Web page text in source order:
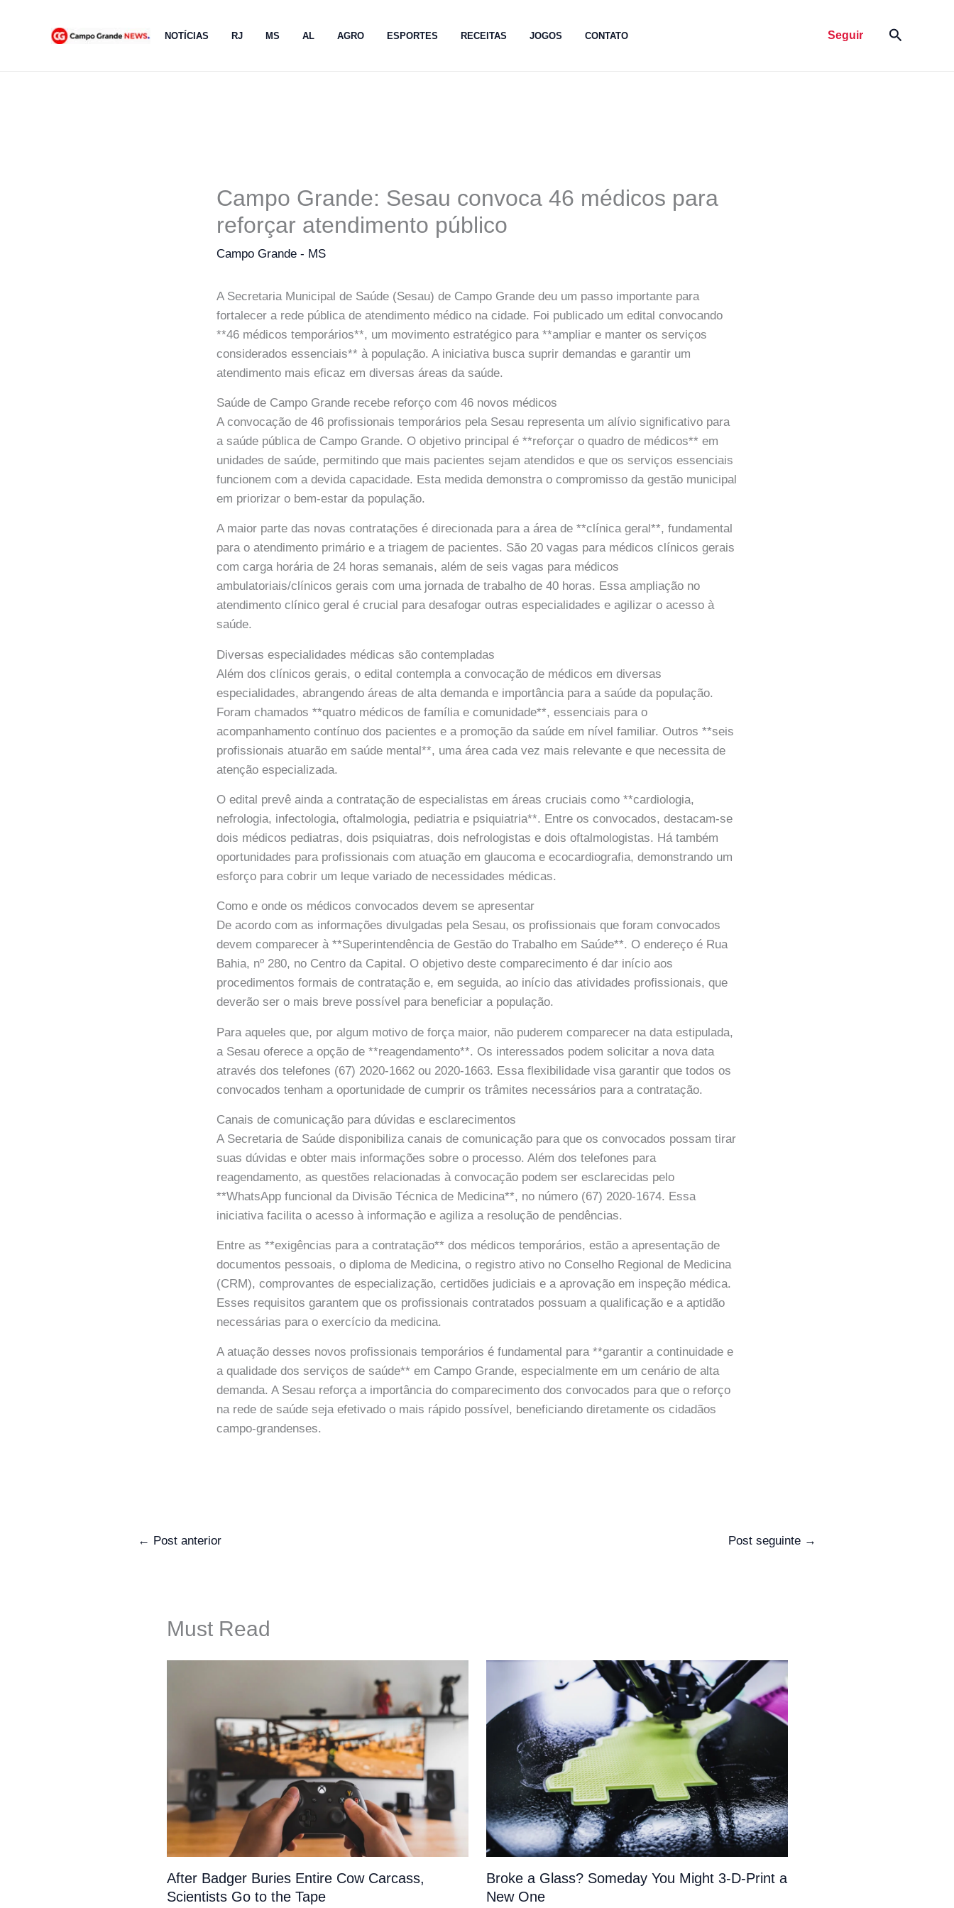
NOTÍCIAS RJ MS AL AGRO ESPORTES RECEITAS JOGOS CONTATO Seguir Pesquisar
Campo Grande: Sesau convoca 46 médicos para
reforçar atendimento público
Campo Grande - MS
A Secretaria Municipal de Saúde (Sesau) de Campo Grande deu um passo importante para
fortalecer a rede pública de atendimento médico na cidade. Foi publicado um edital convocando
**46 médicos temporários**, um movimento estratégico para **ampliar e manter os serviços
considerados essenciais** à população. A iniciativa busca suprir demandas e garantir um
atendimento mais eficaz em diversas áreas da saúde.
Saúde de Campo Grande recebe reforço com 46 novos médicos
A convocação de 46 profissionais temporários pela Sesau representa um alívio significativo para
a saúde pública de Campo Grande. O objetivo principal é **reforçar o quadro de médicos** em
unidades de saúde, permitindo que mais pacientes sejam atendidos e que os serviços essenciais
funcionem com a devida capacidade. Esta medida demonstra o compromisso da gestão municipal
em priorizar o bem-estar da população.
A maior parte das novas contratações é direcionada para a área de **clínica geral**, fundamental
para o atendimento primário e a triagem de pacientes. São 20 vagas para médicos clínicos gerais
com carga horária de 24 horas semanais, além de seis vagas para médicos
ambulatoriais/clínicos gerais com uma jornada de trabalho de 40 horas. Essa ampliação no
atendimento clínico geral é crucial para desafogar outras especialidades e agilizar o acesso à
saúde.
Diversas especialidades médicas são contempladas
Além dos clínicos gerais, o edital contempla a convocação de médicos em diversas
especialidades, abrangendo áreas de alta demanda e importância para a saúde da população.
Foram chamados **quatro médicos de família e comunidade**, essenciais para o
acompanhamento contínuo dos pacientes e a promoção da saúde em nível familiar. Outros **seis
profissionais atuarão em saúde mental**, uma área cada vez mais relevante e que necessita de
atenção especializada.
O edital prevê ainda a contratação de especialistas em áreas cruciais como **cardiologia,
nefrologia, infectologia, oftalmologia, pediatria e psiquiatria**. Entre os convocados, destacam-se
dois médicos pediatras, dois psiquiatras, dois nefrologistas e dois oftalmologistas. Há também
oportunidades para profissionais com atuação em glaucoma e ecocardiografia, demonstrando um
esforço para cobrir um leque variado de necessidades médicas.
Como e onde os médicos convocados devem se apresentar
De acordo com as informações divulgadas pela Sesau, os profissionais que foram convocados
devem comparecer à **Superintendência de Gestão do Trabalho em Saúde**. O endereço é Rua
Bahia, nº 280, no Centro da Capital. O objetivo deste comparecimento é dar início aos
procedimentos formais de contratação e, em seguida, ao início das atividades profissionais, que
deverão ser o mais breve possível para beneficiar a população.
Para aqueles que, por algum motivo de força maior, não puderem comparecer na data estipulada,
a Sesau oferece a opção de **reagendamento**. Os interessados podem solicitar a nova data
através dos telefones (67) 2020-1662 ou 2020-1663. Essa flexibilidade visa garantir que todos os
convocados tenham a oportunidade de cumprir os trâmites necessários para a contratação.
Canais de comunicação para dúvidas e esclarecimentos
A Secretaria de Saúde disponibiliza canais de comunicação para que os convocados possam tirar
suas dúvidas e obter mais informações sobre o processo. Além dos telefones para
reagendamento, as questões relacionadas à convocação podem ser esclarecidas pelo
**WhatsApp funcional da Divisão Técnica de Medicina**, no número (67) 2020-1674. Essa
iniciativa facilita o acesso à informação e agiliza a resolução de pendências.
Entre as **exigências para a contratação** dos médicos temporários, estão a apresentação de
documentos pessoais, o diploma de Medicina, o registro ativo no Conselho Regional de Medicina
(CRM), comprovantes de especialização, certidões judiciais e a aprovação em inspeção médica.
Esses requisitos garantem que os profissionais contratados possuam a qualificação e a aptidão
necessárias para o exercício da medicina.
A atuação desses novos profissionais temporários é fundamental para **garantir a continuidade e
a qualidade dos serviços de saúde** em Campo Grande, especialmente em um cenário de alta
demanda. A Sesau reforça a importância do comparecimento dos convocados para que o reforço
na rede de saúde seja efetivado o mais rápido possível, beneficiando diretamente os cidadãos
campo-grandenses.
← Post anterior Post seguinte →
Must Read
After Badger Buries Entire Cow Carcass,
Scientists Go to the Tape
Broke a Glass? Someday You Might 3-D-Print a
New One